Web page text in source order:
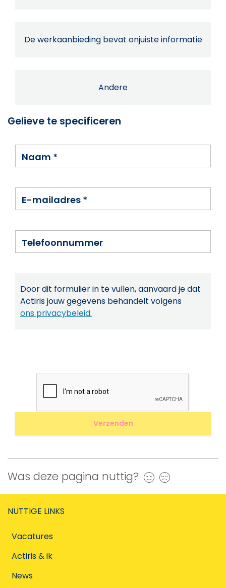
De werkaanbieding bevat onjuiste informatie
Andere
Gelieve te specificeren
Naam *
E-mailadres *
Telefoonnummer
Door dit formulier in te vullen, aanvaard je dat
Actiris jouw gegevens behandelt volgens
ons privacybeleid.
Was deze pagina nuttig? Ja
NUTTIGE LINKS
Vacatures
Actiris & ik
News